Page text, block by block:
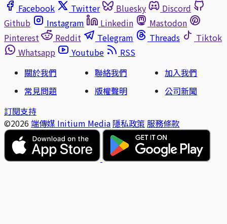
Facebook
Twitter Bluesky
Discord
Github
Instagram Linkedin
Mastodon
Pinterest
Reddit Telegram Threads
Tiktok
Whatsapp
Youtube
RSS
關於我們
聯絡我們
加入我們
常見問題
版權聲明
公司新聞
訂閱支持
©2026 端傳媒 Initium Media 隱私政策 服務條款